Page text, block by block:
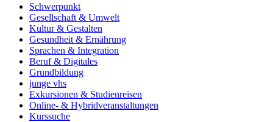
Schwerpunkt
Gesellschaft & Umwelt
Kultur & Gestalten
Gesundheit & Ernährung
Sprachen & Integration
Beruf & Digitales
Grundbildung
junge vhs
Exkursionen & Studienreisen
Online- & Hybridveranstaltungen
Kurssuche